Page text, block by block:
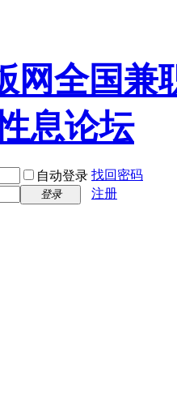
自动登录 找回密码
登录 注册